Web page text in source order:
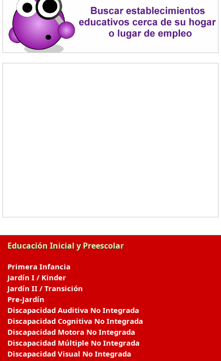
Educación Inicial y Preescolar
Primera Infancia
Jardín I / Kinder
Jardín II / Transición
Pre-Jardín
Discapacidad Auditiva No Integrada
Discapacidad Cognitiva No Integrada
Discapacidad Motora No Integrada
Discapacidad Múltiple No Integrada
Discapacidad Visual No Integrada